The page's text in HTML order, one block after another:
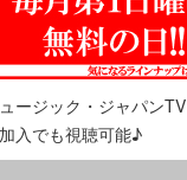
ージック・ジャパンTV
入でも視聴可能♪